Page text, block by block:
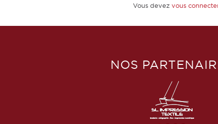
Vous devez vous
NOS